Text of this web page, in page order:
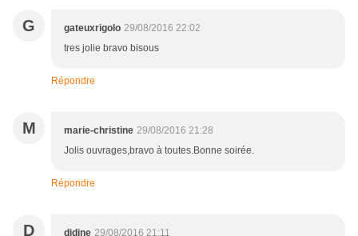
G gateuxrigolo 29/08/2016 22:02
tres jolie bravo bisous
Répondre
M marie-christine 29/08/2016 21:28
Jolis ouvrages,bravo à toutes.Bonne soirée.
Répondre
D didine 29/08/2016 21:11